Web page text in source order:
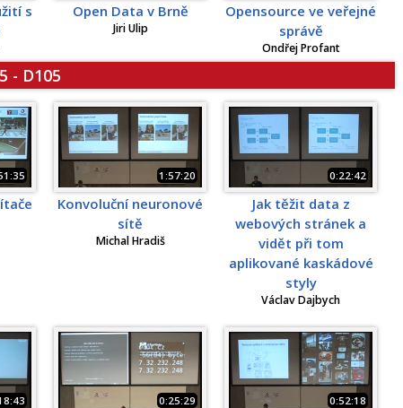
s
Open Data v Brně
Jiri Ulip
Opensource ve veřejné
správě
Ondřej Profant
- D105
1:57:20
Konvoluční neuronové
sítě
Michal Hradiš
0:22:42
Jak těžit data z
webových stránek a
vidět při tom
aplikované kaskádové
styly
Václav Dajbych
0:25:29 0:52:18